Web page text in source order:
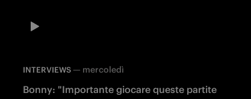
INTERVIEWS— mercoledì
Bonny: "Importante giocare queste partite